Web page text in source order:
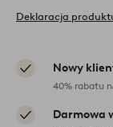
Deklaracja
Nowy
40% rabatu
Darmowa